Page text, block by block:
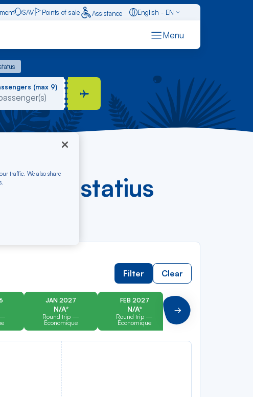
SAV Points of sale Assistance
English - EN
Menu
status
(max 9)
Eustatius
Filter Clear
—
JAN 2027
N/A*
Round trip —
Économique
FEB 2027
N/A*
Round trip —
Économique
Round trip —
Suivant
traffic. We also share